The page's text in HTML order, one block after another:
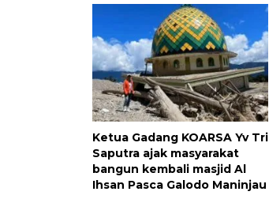
Ketua Gadang KOARSA Yv Tri
Saputra ajak masyarakat
bangun kembali masjid Al
Ihsan Pasca Galodo Maninjau